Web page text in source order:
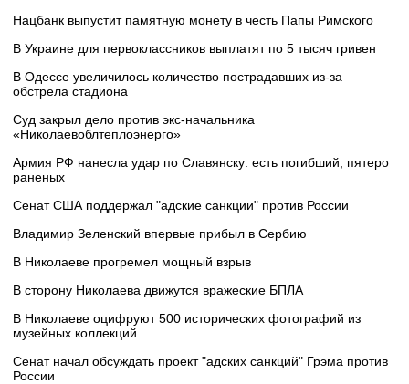
Нацбанк выпустит памятную монету в честь Папы Римского
В Украине для первоклассников выплатят по 5 тысяч гривен
В Одессе увеличилось количество пострадавших из-за
обстрела стадиона
Суд закрыл дело против экс-начальника
«Николаевоблтеплоэнерго»
Армия РФ нанесла удар по Славянску: есть погибший, пятеро
раненых
Сенат США поддержал "адские санкции" против России
Владимир Зеленский впервые прибыл в Сербию
В Николаеве прогремел мощный взрыв
В сторону Николаева движутся вражеские БПЛА
В Николаеве оцифруют 500 исторических фотографий из
музейных коллекций
Сенат начал обсуждать проект "адских санкций" Грэма против
России